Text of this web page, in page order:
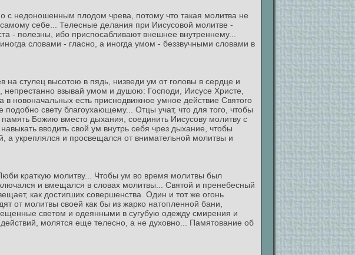
с недоношенным плодом чрева, потому что такая молитва не
себе... Телесные делания при Иисусовой молитве -
- полезны, ибо приспосабливают внешнее внутреннему...
словами - гласно, а иногда умом - беззвучными словами в
стулец высотою в пядь, низведи ум от головы в сердце и
взывай умом и душою: Господи, Иисусе Христе,
новоначальных есть приснодвижное умное действие Святого
свету благоухающему... Отцы учат, что для того, чтобы
Божию вместо дыхания, соединить Иисусову молитву с
вводить свой ум внутрь себя чрез дыхание, чтобы
укреплялся и просвещался от внимательной молитвы и
краткую молитву... Чтобы ум во время молитвы был
и вмещался в словах молитвы... Святой и пренебесный
как достигших совершенства. Один и тот же огонь
от молитвы своей как бы из жарко натопленной бани,
светом и одеянными в сугубую одежду смирения и
молятся еще телесно, а не духовно... Памятование об